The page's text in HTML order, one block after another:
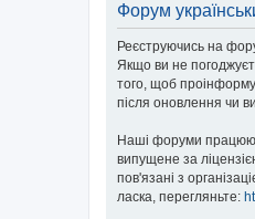
Форум
Реєструючись на
Якщо ви не
того, щоб
після оновлення чи
Наші форуми
випущене за
пов'язані з
ласка, перегляньте: